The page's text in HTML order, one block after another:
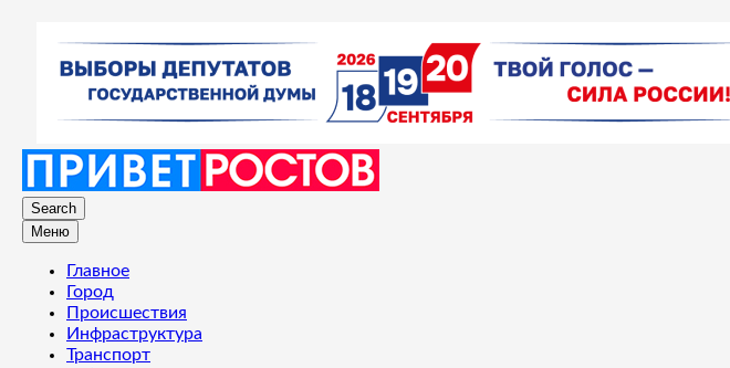
Search
Меню
Главное
Город
Происшествия
Инфраструктура
Транспорт